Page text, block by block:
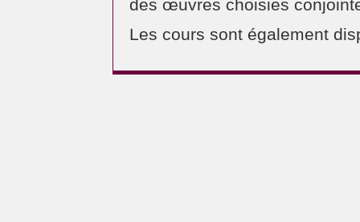
des œuvres choisies
Les cours sont également